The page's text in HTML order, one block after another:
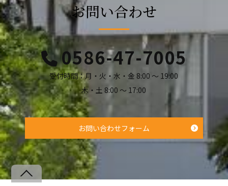
お問い合わせ
0586-47-7005
受付時間：月・火・水・金 8:00 ～ 19:00
木・土 8:00 ～ 17:00
お問い合わせフォーム
Back